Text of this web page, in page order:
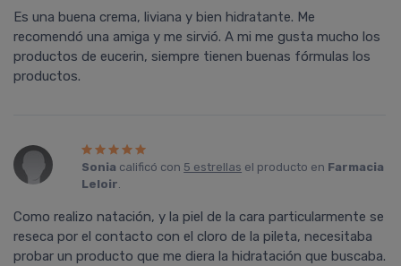
Es una buena crema, liviana y bien hidratante. Me
recomendó una amiga y me sirvió. A mi me gusta mucho los
productos de eucerin, siempre tienen buenas fórmulas los
productos.
Sonia calificó con 5 estrellas el producto en Farmacia
Leloir.
Como realizo natación, y la piel de la cara particularmente se
reseca por el contacto con el cloro de la pileta, necesitaba
probar un producto que me diera la hidratación que buscaba.